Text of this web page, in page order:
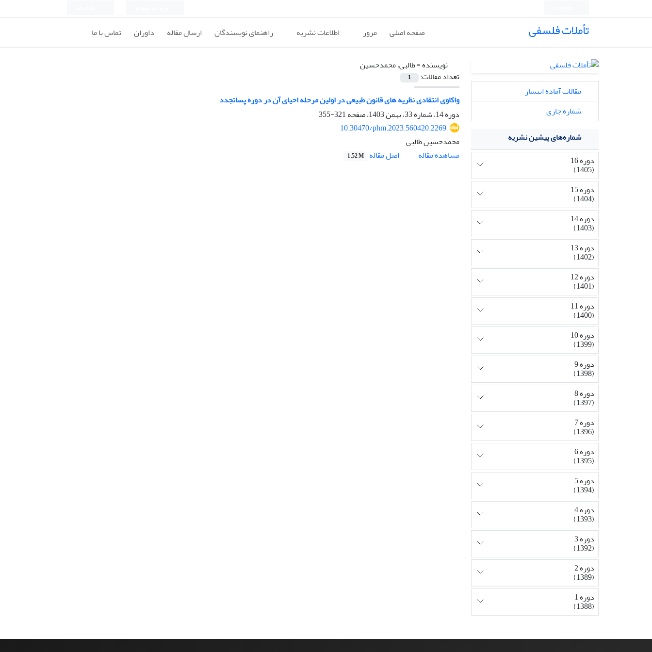
تأملات فلسفی صفحه اصلی مرور اطلاعات نشریه راهنمای نویسندگان ارسال مقاله داوران تماس با ما
نویسنده =طالبی، محمدحسین
تعداد مقالات:
1
واکاوی انتقادی نظریه های قانون طبیعی در اولین مرحله احیای آن در دوره پساتجدد
دوره 14، شماره 33، بهمن 1403، صفحه
321-355
10.30470/phm.2023.560420.2269
محمدحسین طالبی
مشاهده مقاله
اصل مقاله 1.52 M
مقالات آماده انتشار
شماره جاری
شماره‌های پیشین نشریه
دوره 16
(1405)
دوره 15
(1404)
دوره 14
(1403)
دوره 13
(1402)
دوره 12
(1401)
دوره 11
(1400)
دوره 10
(1399)
دوره 9
(1398)
دوره 8
(1397)
دوره 7
(1396)
دوره 6
(1395)
دوره 5
(1394)
دوره 4
(1393)
دوره 3
(1392)
دوره 2
(1389)
دوره 1
(1388)